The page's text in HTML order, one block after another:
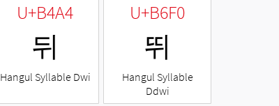
U+B4A4
뒤
Hangul Syllable Dwi
U+B6F0
뛰
Hangul Syllable
Ddwi